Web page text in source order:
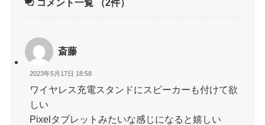
コメント一覧 （2件）
斎藤
2023年5月17日 18:58
ワイヤレス充電スタンドにスピーカーも付けて欲
しい
Pixelタブレットみたいな感じになると嬉しい